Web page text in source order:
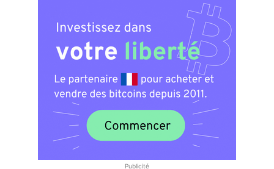
Publicité